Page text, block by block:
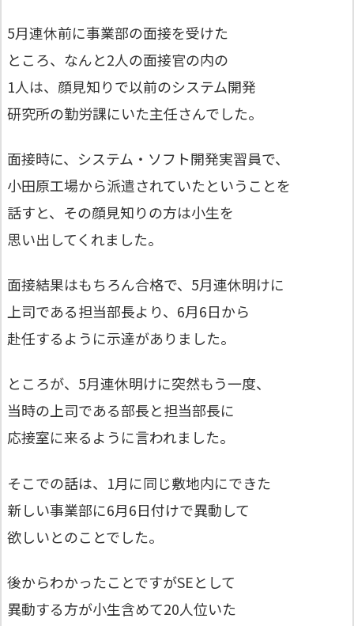
5月連休前に事業部の面接を受けた
ところ、なんと2人の面接官の内の
1人は、顔見知りで以前のシステム開発
研究所の勤労課にいた主任さんでした。
面接時に、システム・ソフト開発実習員で、
小田原工場から派遣されていたということを
話すと、その顔見知りの方は小生を
思い出してくれました。
面接結果はもちろん合格で、5月連休明けに
上司である担当部長より、6月6日から
赴任するように示達がありました。
ところが、5月連休明けに突然もう一度、
当時の上司である部長と担当部長に
応接室に来るように言われました。
そこでの話は、1月に同じ敷地内にできた
新しい事業部に6月6日付けで異動して
欲しいとのことでした。
後からわかったことですがSEとして
異動する方が小生含めて20人位いた